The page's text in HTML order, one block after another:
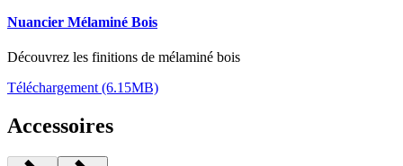
Nuancier Mélaminé Bois
Découvrez les finitions de mélaminé bois
Téléchargement (6.15MB)
Accessoires